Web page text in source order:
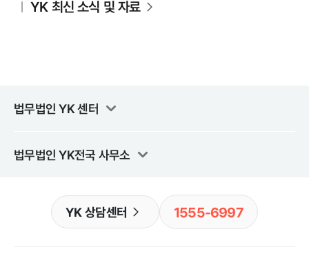
YK 최신 소식 및 자료
법무법인 YK센터
법무법인 YK전국 사무소
YK 상담센터 1555-6997